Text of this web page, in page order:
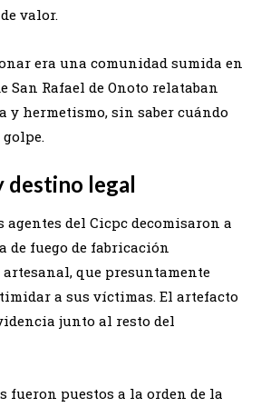
valor.
era una comunidad sumida en
San Rafael de Onoto relataban
y hermetismo, sin saber cuándo
destino legal
agentes del Cicpc decomisaron a
de fuego de fabricación
que presuntamente
a sus víctimas. El artefacto
junto al resto del
fueron puestos a la orden de la